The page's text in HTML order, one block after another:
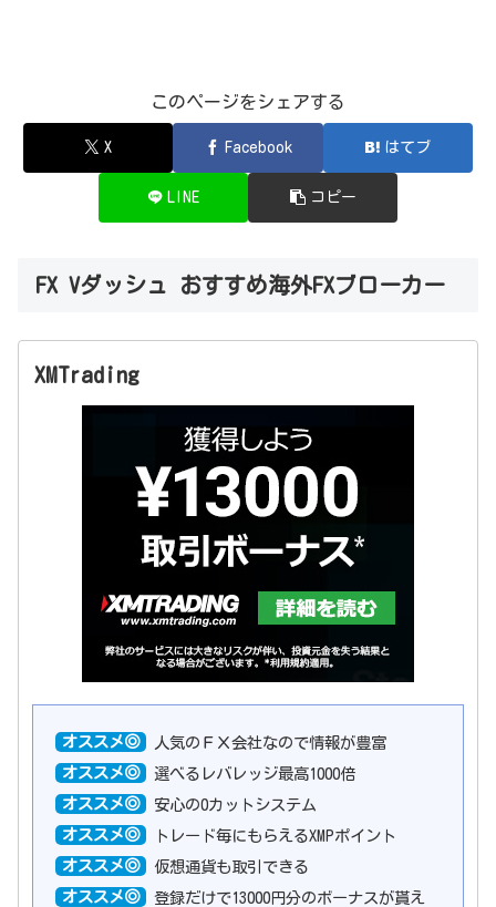
このページをシェアする
X Facebook はてブ
LINE コピー
FX Vダッシュ おすすめ海外FXブローカー
XMTrading
オススメ◎ 人気のＦＸ会社なので情報が豊富
オススメ◎ 選べるレバレッジ最高1000倍
オススメ◎ 安心の0カットシステム
オススメ◎ トレード毎にもらえるXMPポイント
オススメ◎ 仮想通貨も取引できる
オススメ◎ 登録だけで13000円分のボーナスが貰え